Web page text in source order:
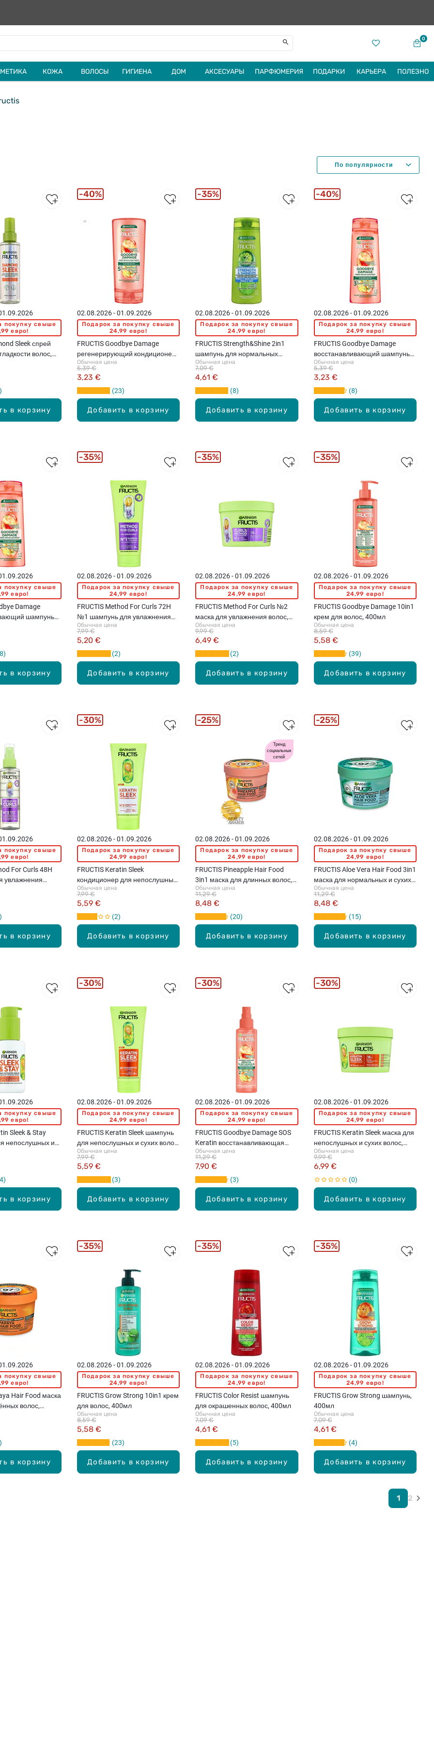
0
КОЖА ВОЛОСЫ ГИГИЕНА ДОМ АКСЕСУАРЫ ПАРФЮМЕРИЯ ПОДАРКИ КАРЬЕРА ПОЛЕЗНО
в корзину
покупку свыше
евро!
Sleek спрей
волос,
Добавить в корзину
02.08.2026 - 01.09.2026
Подарок за покупку свыше
24,99 евро!
FRUCTIS Goodbye Damage
регенерирующий кондиционер
для волос, 200мл
Обычная цена
3,23 €
5,39 €
23
40%
Добавить в корзину
02.08.2026 - 01.09.2026
Подарок за покупку свыше
24,99 евро!
FRUCTIS Strength&Shine 2in1
шампунь для нормальных
волос, 400мл
Обычная цена
4,61 €
7,09 €
8
35%
Добавить в корзину
02.08.2026 - 01.09.2026
Подарок за покупку свыше
24,99 евро!
FRUCTIS Goodbye Damage
восстанавливающий шампунь
для поврежденных волос,
250мл
Обычная цена
3,23 €
5,39 €
8
40%
в корзину
покупку свыше
евро!
Damage
шампунь
волос,
Добавить в корзину
02.08.2026 - 01.09.2026
Подарок за покупку свыше
24,99 евро!
FRUCTIS Method For Curls 72H
№1 шампунь для увлажнения
волос, 200мл
Обычная цена
5,20 €
7,99 €
2
35%
Добавить в корзину
02.08.2026 - 01.09.2026
Подарок за покупку свыше
24,99 евро!
FRUCTIS Method For Curls №2
маска для увлажнения волос,
370мл
Обычная цена
6,49 €
9,99 €
2
35%
Добавить в корзину
02.08.2026 - 01.09.2026
Подарок за покупку свыше
24,99 евро!
FRUCTIS Goodbye Damage 10in1
крем для волос, 400мл
Обычная цена
5,58 €
8,59 €
39
35%
в корзину
покупку свыше
евро!
For Curls 48H
увлажнения
Добавить в корзину
02.08.2026 - 01.09.2026
Подарок за покупку свыше
24,99 евро!
FRUCTIS Keratin Sleek
кондиционер для непослушных
и сухих волос, 200мл
Обычная цена
5,59 €
7,99 €
2
30%
Тренд
социальных
сетей
Добавить в корзину
02.08.2026 - 01.09.2026
Подарок за покупку свыше
24,99 евро!
FRUCTIS Pineapple Hair Food
3in1 маска для длинных волос,
400мл
Обычная цена
8,48 €
11,29 €
20
25%
Добавить в корзину
02.08.2026 - 01.09.2026
Подарок за покупку свыше
24,99 евро!
FRUCTIS Aloe Vera Hair Food 3in1
маска для нормальных и сухих
волос, 400мл
Обычная цена
8,48 €
11,29 €
15
25%
в корзину
покупку свыше
евро!
Sleek & Stay
непослушных и
Добавить в корзину
02.08.2026 - 01.09.2026
Подарок за покупку свыше
24,99 евро!
FRUCTIS Keratin Sleek шампунь
для непослушных и сухих волос,
200мл
Обычная цена
5,59 €
7,99 €
3
30%
Добавить в корзину
02.08.2026 - 01.09.2026
Подарок за покупку свыше
24,99 евро!
FRUCTIS Goodbye Damage SOS
Keratin восстанавливающая
сыворотка для поврежденных
волос, 150мл
Обычная цена
7,90 €
11,29 €
3
30%
Добавить в корзину
02.08.2026 - 01.09.2026
Подарок за покупку свыше
24,99 евро!
FRUCTIS Keratin Sleek маска для
непослушных и сухих волос,
370мл
Обычная цена
6,99 €
9,99 €
0
30%
в корзину
покупку свыше
евро!
Hair Food маска
волос,
Добавить в корзину
02.08.2026 - 01.09.2026
Подарок за покупку свыше
24,99 евро!
FRUCTIS Grow Strong 10in1 крем
для волос, 400мл
Обычная цена
5,58 €
8,59 €
23
35%
Добавить в корзину
02.08.2026 - 01.09.2026
Подарок за покупку свыше
24,99 евро!
FRUCTIS Color Resist шампунь
для окрашенных волос, 400мл
Обычная цена
4,61 €
7,09 €
5
35%
Добавить в корзину
02.08.2026 - 01.09.2026
Подарок за покупку свыше
24,99 евро!
FRUCTIS Grow Strong шампунь,
400мл
Обычная цена
4,61 €
7,09 €
4
35%
1 2